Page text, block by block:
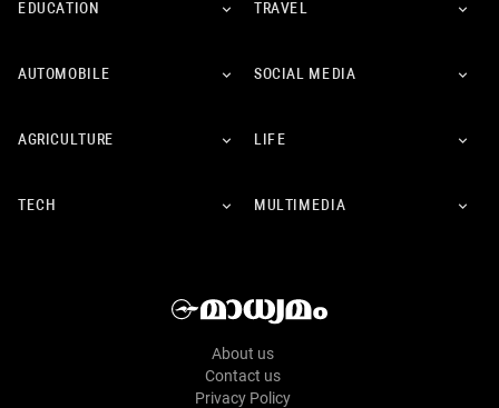
EDUCATION TRAVEL
AUTOMOBILE SOCIAL MEDIA
AGRICULTURE LIFE
TECH MULTIMEDIA
About us
Contact us
Privacy Policy